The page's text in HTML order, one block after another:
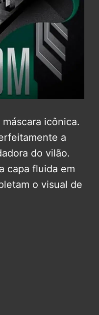
icônica.
a
do vilão.
capa fluida em
o visual de